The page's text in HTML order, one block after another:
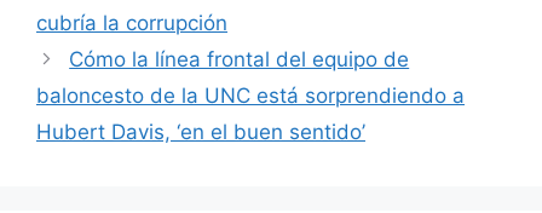
cubría la corrupción
Cómo la línea frontal del equipo de
baloncesto de la UNC está sorprendiendo a
Hubert Davis, ‘en el buen sentido’